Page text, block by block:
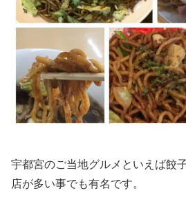
宇都宮のご当地グルメといえば餃
店が多い事でも有名です。